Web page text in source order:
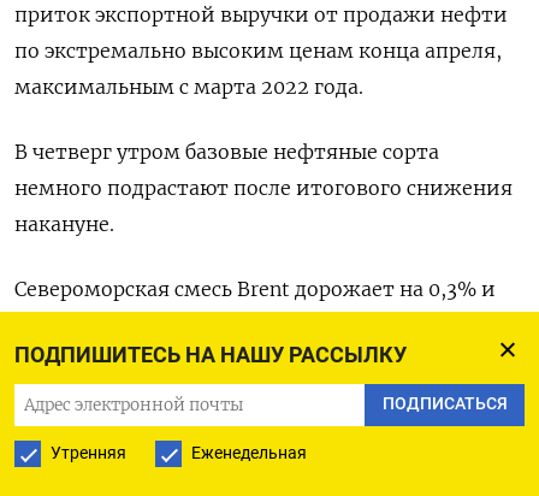
ПОДПИШИТЕСЬ НА НАШУ РАССЫЛКУ
ПОДПИСАТЬСЯ
Утренняя Еженедельная
приток экспортной выручки от продажи нефти
по экстремально ‌высоким ценам конца апреля,
максимальным с марта 2022 года.
В четверг утром базовые нефтяные сорта
немного подрастают после итогового ‌снижения
накануне.
Североморская смесь Brent дорожает на 0,3% и
инвесторов сосредоточено на встрече
президента США ​Дональда Трампа и
председателя КНР Си Цзиньпина - принесет ли
она какие-либо положительные результаты в